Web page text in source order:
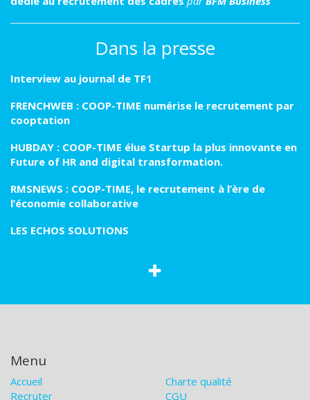
Dans la presse
Interview au journal de TF1
FRENCHWEB : COOP-TIME numérise le recrutement par
cooptation
HUBDAY : COOP-TIME élue Startup la plus innovante en
Future of HR and digital transformation.
RMSNEWS : COOP-TIME, le recrutement à l’ère de
l’économie collaborative
LES ECHOS SOLUTIONS
Menu
Accueil
Recruter
Charte qualité
CGU